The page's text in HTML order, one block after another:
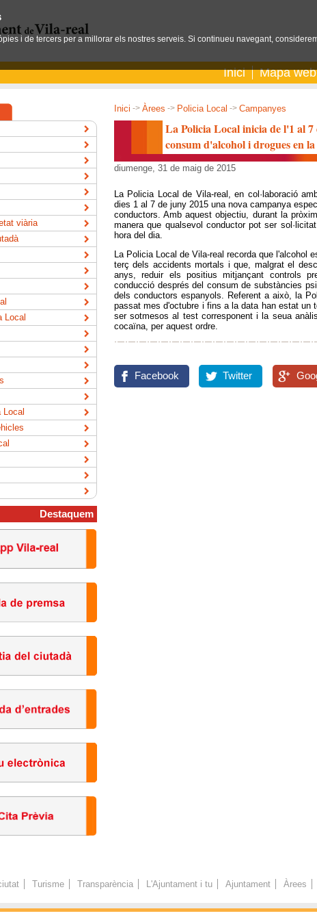
Inici Mapa web
Inici -> Àrees -> Policia Local -> Campanyes
La Policia Local inicia de l'1 al
consum d'alcohol i drogues en
diumenge, 31 de maig de 2015
La Policia Local de Vila-real, en col·laboració
dies 1 al 7 de juny 2015 una nova campanya
conductors. Amb aquest objectiu, durant la
manera que qualsevol conductor pot ser
hora del dia.
La Policia Local de Vila-real recorda que l'alcohol
terç dels accidents mortals i que, malgrat el
anys, reduir els positius mitjançant controls
conducció després del consum de substàncies
dels conductors espanyols. Referent a això, la
passat mes d'octubre i fins a la data han estat un
ser sotmesos al test corresponent i la seua
cocaïna, per aquest ordre.
Facebook Twitter
viària
Local
Local
Destaquem
Turisme Transparència L'Ajuntament i tu Ajuntament Àrees
i de tercers per a millorar els nostres serveis. Si continueu navegant, considerem